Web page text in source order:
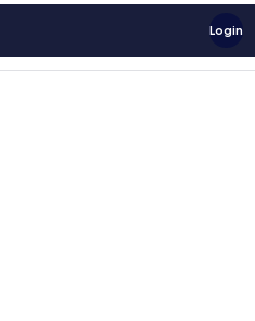
Login